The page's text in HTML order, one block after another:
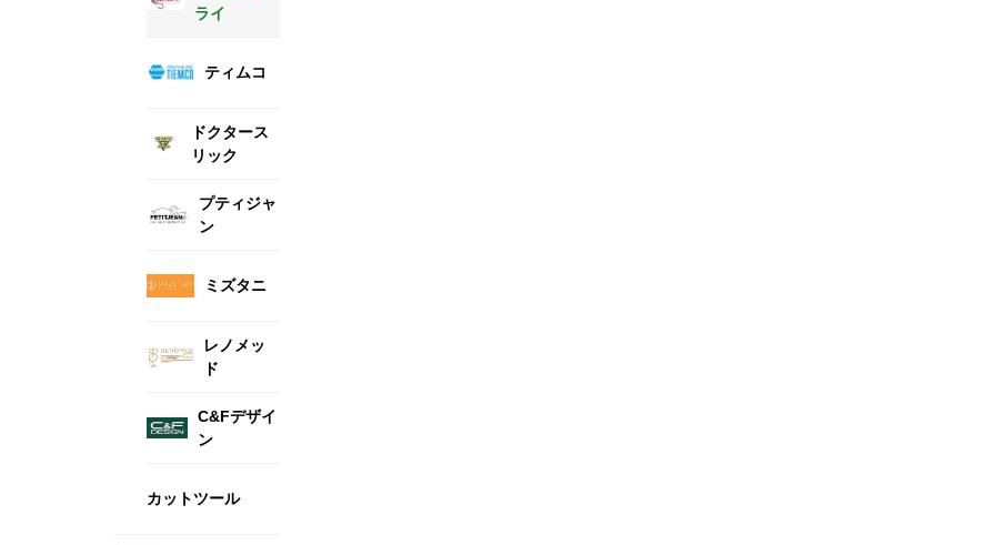
ライ
ティムコ
ドクタース
リック
プティジャ
ン
ミズタニ
レノメッ
ド
C&Fデザイ
ン
カットツール